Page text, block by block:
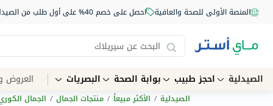
المنصة الأولى للصحة والعافية احصل على خصم 40% على أول طلب من الصيدلية أونلاين استخدم الكود: NEW40
الصيدلية احجز طبيب بوابة الصحة البصريات العروض
الصيدلية / الأكثر مبيعاً / منتجات الجمال / الجمال